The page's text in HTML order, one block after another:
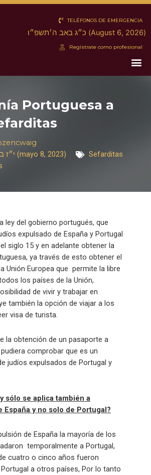
TELÉFONOS DE EMERGENCIA
כ״ג באב ה׳תשפ״ו (August 6, 2026)
Regístrate como profesional
Portuguesa a
י״ז באייר ה׳תשפ״ג (mayo 8, 2023)
Sefarditas
ley del gobierno portugués, que
expulsado de España y Portugal
siglo 15 y en adelante obtener la
ya través de esto obtener el
Unión Europea que permite la libre
los países de la Unión,
de vivir y trabajar en
también la opción de viajar a los
visa de turista.
la obtención de un pasaporte a
comprobar que es un
judíos expulsados ​​de Portugal y
sólo se aplica también a
España y no solo de Portugal?
de España la mayoría de los
temporalmente a Portugal,
cuatro o cinco años fueron
a otros países, Por lo tanto